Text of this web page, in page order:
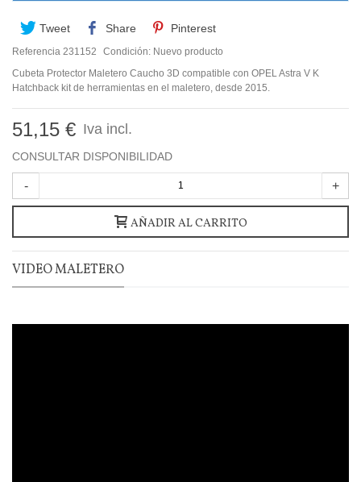
Tweet Share Pinterest
Referencia 231152 Condición: Nuevo producto
Cubeta Protector Maletero Caucho 3D compatible con OPEL Astra V K
Hatchback kit de herramientas en el maletero, desde 2015.
51,15 € Iva incl.
CONSULTAR DISPONIBILIDAD
- +
AÑADIR AL CARRITO
VIDEO MALETERO